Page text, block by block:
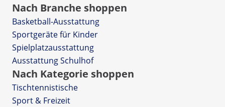
Nach Branche shoppen
Basketball-Ausstattung
Sportgeräte für Kinder
Spielplatzausstattung
Ausstattung Schulhof
Nach Kategorie shoppen
Tischtennistische
Sport & Freizeit